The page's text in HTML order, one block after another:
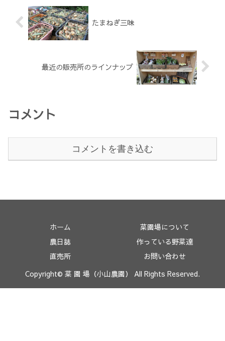
たまねぎ三昧
最近の販売所のラインナップ
コメント
コメントを書き込む
ホーム
菜園場について
農日誌
作っている野菜達
直売所
お問い合わせ
Copyright© 菜 園 場（小山農園） All Rights Reserved.